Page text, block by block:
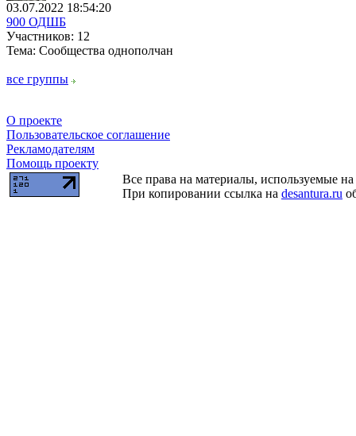
03.07.2022 18:54:20
900 ОДШБ
Участников: 12
Тема: Сообщества однополчан
все группы
О проекте
Пользовательское соглашение
Рекламодателям
Помощь проекту
Все права на материалы, используемые
При копировании ссылка на desantura.ru